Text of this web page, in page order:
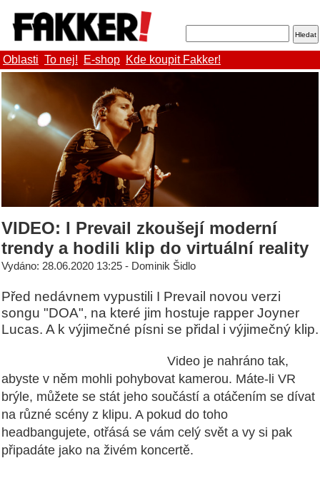
Oblasti To nej! E-shop Kde koupit Fakker!
VIDEO: I Prevail zkoušejí moderní
trendy a hodili klip do virtuální reality
Vydáno: 28.06.2020 13:25 - Dominik Šidlo
Před nedávnem vypustili I Prevail novou verzi
songu "DOA", na které jim hostuje rapper Joyner
Lucas. A k výjimečné písni se přidal i výjimečný klip.
Video je nahráno tak,
abyste v něm mohli pohybovat kamerou. Máte-li VR
brýle, můžete se stát jeho součástí a otáčením se dívat
na různé scény z klipu. A pokud do toho
headbangujete, otřásá se vám celý svět a vy si pak
připadáte jako na živém koncertě.